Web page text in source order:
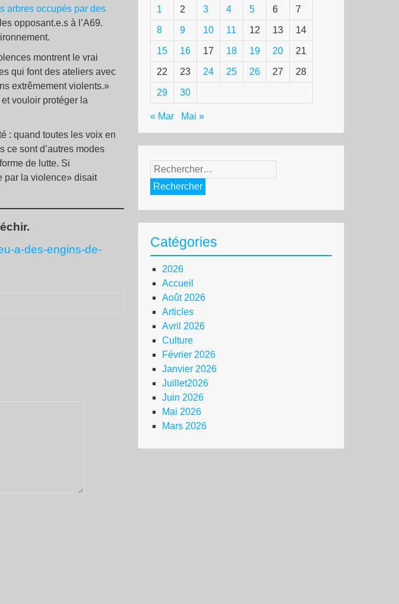
arbres occupés par des
opposant.e.s à l’A69.
montrent le vrai
qui font des ateliers avec
extrêmement violents.»
vouloir protéger la
: quand toutes les voix en
ce sont d’autres modes
de lutte. Si
par la violence» disait
a-des-engins-de-
1 2 3 4 5 6 7
8 9 10 11 12 13 14
15 16 17 18 19 20 21
22 23 24 25 26 27 28
29 30
« Mar Mai »
Rechercher :
Catégories
2026
Accueil
Août 2026
Articles
Avril 2026
Culture
Février 2026
Janvier 2026
Juillet2026
Juin 2026
Mai 2026
Mars 2026